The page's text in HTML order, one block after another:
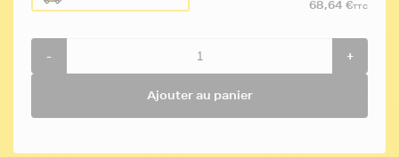
68,64 €TTC
- +
Ajouter au panier